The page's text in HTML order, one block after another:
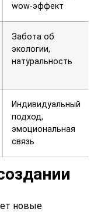
wow-эффект
Забота об
экологии,
натуральность
Индивидуальный
подход,
эмоциональная
связь
новые